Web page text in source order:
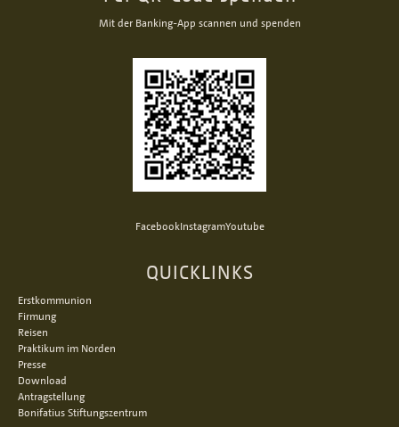
Mit der Banking-App scannen und spenden
FacebookInstagramYoutube
QUICKLINKS
Erstkommunion
Firmung
Reisen
Praktikum im Norden
Presse
Download
Antragstellung
Bonifatius Stiftungszentrum